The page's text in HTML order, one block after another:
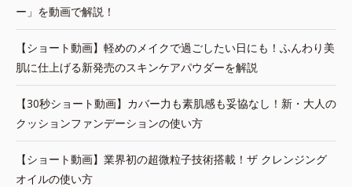
ー」を動画で解説！
【ショート動画】軽めのメイクで過ごしたい日にも！ふんわり美
肌に仕上げる新発売のスキンケアパウダーを解説
【30秒ショート動画】カバー力も素肌感も妥協なし！新・大人の
クッションファンデーションの使い方
【ショート動画】業界初の超微粒子技術搭載！ザ クレンジング
オイルの使い方